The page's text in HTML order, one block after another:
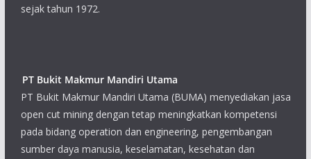
sejak tahun 1972.
PT Bukit Makmur Mandiri Utama
PT Bukit Makmur Mandiri Utama (BUMA) menyediakan jasa
open cut mining dengan tetap meningkatkan kompetensi
pada bidang operation dan engineering, pengembangan
sumber daya manusia, keselamatan, kesehatan dan